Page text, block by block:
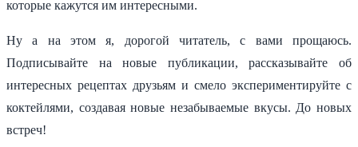
которые кажутся им интересными.
Ну а на этом я, дорогой читатель, с вами прощаюсь.
Подписывайте на новые публикации, рассказывайте об
интересных рецептах друзьям и смело экспериментируйте с
коктейлями, создавая новые незабываемые вкусы. До новых
встреч!